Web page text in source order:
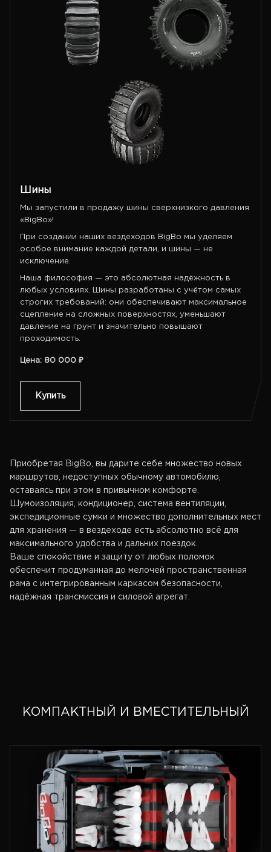
Шины
Мы запустили в продажу шины сверхнизкого давления
«BigBo»!
При создании наших вездеходов BigBo мы уделяем
особое внимание каждой детали, и шины — не
исключение.
Наша философия — это абсолютная надёжность в
любых условиях. Шины разработаны с учётом самых
строгих требований: они обеспечивают максимальное
сцепление на сложных поверхностях, уменьшают
давление на грунт и значительно повышают
проходимость.
Цена: 80 000 ₽
Купить
Приобретая BigBo, вы дарите себе множество новых
маршрутов, недоступных обычному автомобилю,
оставаясь при этом в привычном комфорте.
Шумоизоляция, кондиционер, система вентиляции,
экспедиционные сумки и множество дополнительных мест
для хранения — в вездеходе есть абсолютно всё для
максимального удобства и дальних поездок.
Ваше спокойствие и защиту от любых поломок
обеспечит продуманная до мелочей пространственная
рама с интегрированным каркасом безопасности,
надёжная трансмиссия и силовой агрегат.
КОМПАКТНЫЙ И ВМЕСТИТЕЛЬНЫЙ